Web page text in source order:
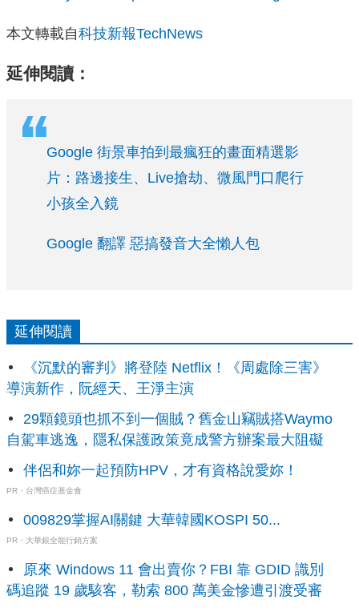
本文轉載自科技新報TechNews
延伸閱讀：
Google 街景車拍到最瘋狂的畫面精選影
片：路邊接生、Live搶劫、微風門口爬行
小孩全入鏡
Google 翻譯 惡搞發音大全懶人包
延伸閱讀
《沉默的審判》將登陸 Netflix！《周處除三害》
導演新作，阮經天、王淨主演
29顆鏡頭也抓不到一個賊？舊金山竊賊搭Waymo
自駕車逃逸，隱私保護政策竟成警方辦案最大阻礙
伴侶和妳一起預防HPV，才有資格說愛妳！
PR・台灣癌症基金會
009829掌握AI關鍵 大華韓國KOSPI 50...
PR・大華銀全能行銷方案
原來 Windows 11 會出賣你？FBI 靠 GDID 識別
碼追蹤 19 歲駭客，勒索 800 萬美金慘遭引渡受審